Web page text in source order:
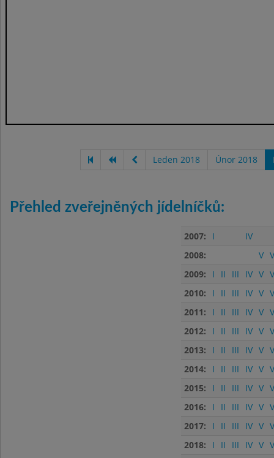
Leden 2018 Únor 2018
Přehled zveřejněných jídelníčků:
2007: I
IV
2008:
V
2009:
I II III IV V
2010:
I II III IV V
2011:
I II III IV V
2012:
I II III IV V
2013:
I II III IV V
2014:
I II III IV V
2015:
I II III IV V
2016:
I II III IV V
2017:
I II III IV V
2018:
I II III IV V